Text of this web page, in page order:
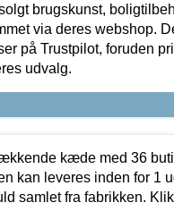
brugskunst,
via deres webshop.
på Trustpilot, foruden
udvalg.
kæde med 36
kan leveres inden for 1
samlet fra fabrikken.